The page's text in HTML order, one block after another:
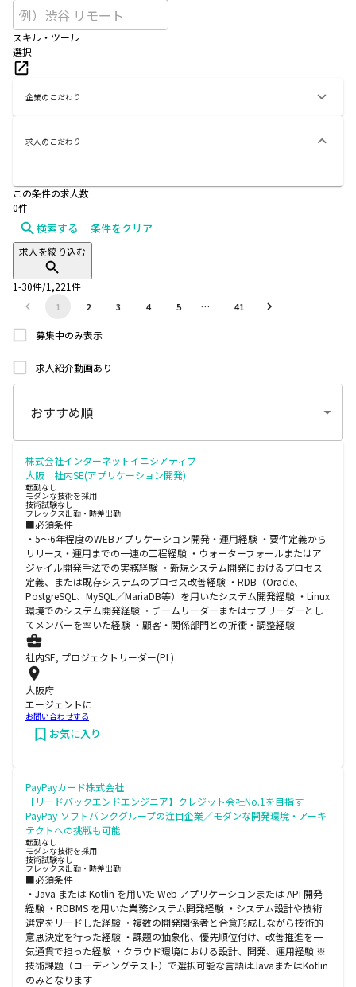
スキル・ツール
選択
企業のこだわり
求人のこだわり
この条件の求人数
0件
検索する 条件をクリア
求人を絞り込む
1-30件/1,221件
1 2 3 4 5 … 41
募集中のみ表示
求人紹介動画あり
株式会社インターネットイニシアティブ
大阪 社内SE(アプリケーション開発)
転勤なし
モダンな技術を採用
技術試験なし
フレックス出勤・時差出勤
■必須条件
・5～6年程度のWEBアプリケーション開発・運用経験 ・要件定義から
リリース・運用までの一連の工程経験 ・ウォーターフォールまたはア
ジャイル開発手法での実務経験 ・新規システム開発におけるプロセス
定義、または既存システムのプロセス改善経験 ・RDB（Oracle、
PostgreSQL、MySQL／MariaDB等）を用いたシステム開発経験 ・Linux
環境でのシステム開発経験 ・チームリーダーまたはサブリーダーとし
てメンバーを率いた経験 ・顧客・関係部門との折衝・調整経験
社内SE, プロジェクトリーダー(PL)
大阪府
エージェントに
お問い合わせする
お気に入り
PayPayカード株式会社
【リードバックエンドエンジニア】クレジット会社No.1を目指す
PayPay-ソフトバンクグループの注目企業／モダンな開発環境・アーキ
テクトへの挑戦も可能
転勤なし
モダンな技術を採用
技術試験なし
フレックス出勤・時差出勤
■必須条件
・Java または Kotlin を用いた Web アプリケーションまたは API 開発
経験 ・RDBMS を用いた業務システム開発経験 ・システム設計や技術
選定をリードした経験 ・複数の開発関係者と合意形成しながら技術的
意思決定を行った経験 ・課題の抽象化、優先順位付け、改善推進を一
気通貫で担った経験 ・クラウド環境における設計、開発、運用経験 ※
技術課題（コーディングテスト）で選択可能な言語はJavaまたはKotlin
のみとなります